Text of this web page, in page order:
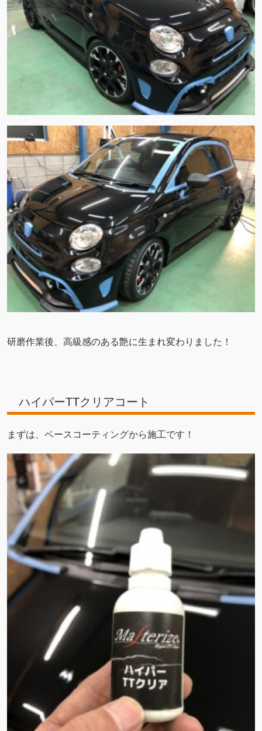
研磨作業後、高級感のある艶に生まれ変わりました！
ハイパーTTクリアコート
まずは、ベースコーティングから施工です！